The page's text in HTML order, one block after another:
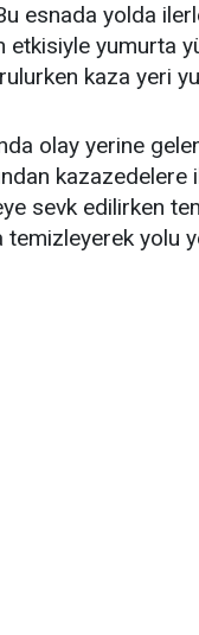
Bu esnada yolda
etkisiyle yumurta
kaza yeri
olay yerine
sevk edilirken
yolu